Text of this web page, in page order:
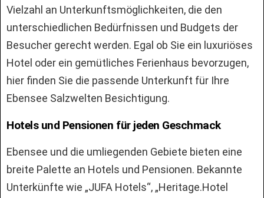
Vielzahl an Unterkunftsmöglichkeiten, die den
unterschiedlichen Bedürfnissen und Budgets der
Besucher gerecht werden. Egal ob Sie ein luxuriöses
Hotel oder ein gemütliches Ferienhaus bevorzugen,
hier finden Sie die passende Unterkunft für Ihre
Ebensee Salzwelten Besichtigung.
Hotels und Pensionen für jeden Geschmack
Ebensee und die umliegenden Gebiete bieten eine
breite Palette an Hotels und Pensionen. Bekannte
Unterkünfte wie „JUFA Hotels“, „Heritage.Hotel